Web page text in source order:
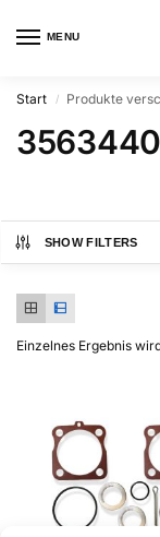
MENU
Start / Produkte
SHOW FILTERS
Einzelnes Ergebnis